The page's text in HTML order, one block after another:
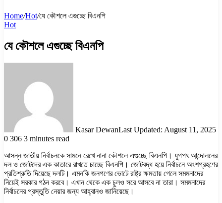
Home/Hot/যে কৌশলে এগুচ্ছে বিএনপি
Hot
যে কৌশলে এগুচ্ছে বিএনপি
Kasar DewanLast Updated: August 11, 2025
0 306 3 minutes read
আসন্ন জাতীয় নির্বাচনকে সামনে রেখে নানা কৌশলে এগুচ্ছে বিএনপি। যুগপৎ আন্দোলনের
দল ও জোটদের এক কাতারে রাখতে চাচ্ছে বিএনপি। জোটবদ্ধ হয়ে নির্বাচনে অংশগ্রহণের
প্রতিশ্রুতি দিয়েছে দলটি। এমনকি জনগণের ভোটে রাষ্ট্র ক্ষমতায় গেলে সমমনাদের
নিয়েই সরকার গঠন করবে। এখান থেকে এক চুলও সরে আসবে না তারা। সমমনাদের
নির্বাচনের প্রস্তুতি নেয়ার জন্য আহ্বানও জানিয়েছে।